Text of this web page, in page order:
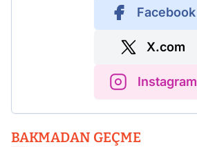
Facebook
X.com
Instagram
BAKMADAN GEÇME